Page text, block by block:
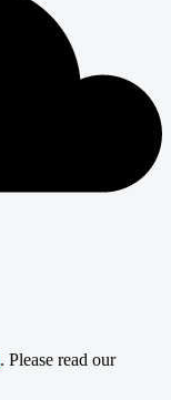
. Please read our